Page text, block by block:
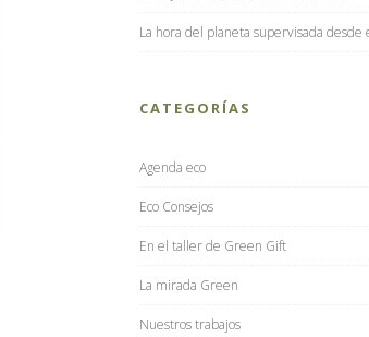
La hora del planeta supervisada desde
CATEGORÍAS
Agenda eco
Eco Consejos
En el taller de Green Gift
La mirada Green
Nuestros trabajos